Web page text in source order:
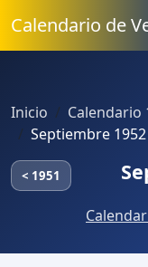
Calendario de
Inicio
Calendario
Septiembre
< 1951